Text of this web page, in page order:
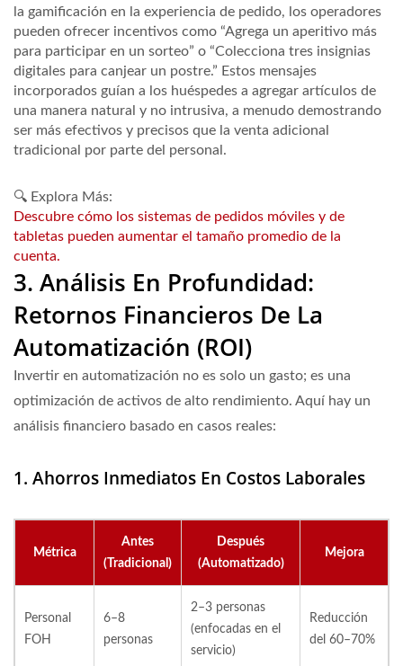
la gamificación en la experiencia de pedido, los operadores
pueden ofrecer incentivos como “Agrega un aperitivo más
para participar en un sorteo” o “Colecciona tres insignias
digitales para canjear un postre.” Estos mensajes
incorporados guían a los huéspedes a agregar artículos de
una manera natural y no intrusiva, a menudo demostrando
ser más efectivos y precisos que la venta adicional
tradicional por parte del personal.
🔍 Explora Más:
Descubre cómo los sistemas de pedidos móviles y de
tabletas pueden aumentar el tamaño promedio de la
cuenta.
3. Análisis En Profundidad:
Retornos Financieros De La
Automatización (ROI)
Invertir en automatización no es solo un gasto; es una
optimización de activos de alto rendimiento. Aquí hay un
análisis financiero basado en casos reales:
1. Ahorros Inmediatos En Costos Laborales
Métrica
Antes
(Tradicional)
Después
(Automatizado)
Mejora
Personal
FOH
6–8
personas
2–3 personas
(enfocadas en el
servicio)
Reducción
del 60–70%